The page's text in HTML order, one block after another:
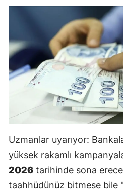
Uzmanlar uyarıyor:
yüksek rakamlı
2026 tarihinde sona
taahhüdünüz bitmese bile